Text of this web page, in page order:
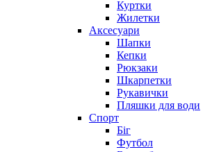
Куртки
Жилетки
Аксесуари
Шапки
Кепки
Рюкзаки
Шкарпетки
Рукавички
Пляшки для води
Спорт
Біг
Футбол